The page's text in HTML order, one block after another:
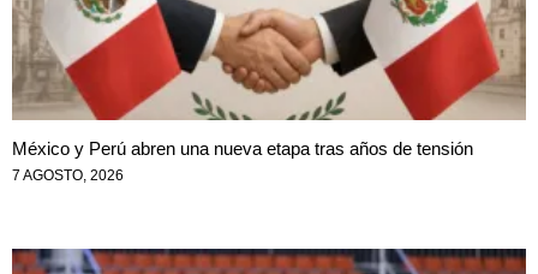
México y Perú abren una nueva etapa tras años de tensión
7 AGOSTO, 2026